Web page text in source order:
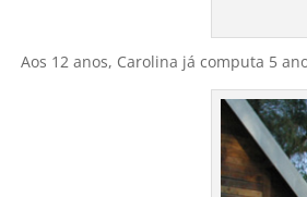
Aos 12 anos, Carolina já computa 5